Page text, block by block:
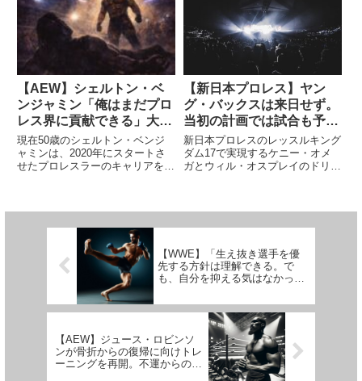
と、その立場は変わりました。サ
モア・ジョーらと共にTNAを盛り
上げてきたAJですが、ホー...
せず。次こそは何としても登頂を
達成したいところです。彼は「プ
ロレスラーが一度も成し遂...
【AEW】シェルトン・ベ
ンジャミン「俺はまだプロ
レス界に貢献できる」大ベ
テランのプライドを語る
現在50歳のシェルトン・ベンジ
ャミンは、2020年にスタートさ
せたプロレスラーのキャリアをま
タイルズら年下のレジェンドレ...
【新日本プロレス】ヤン
グ・バックスは来日せず。
当初の計画では試合も予定
されていたが…
新日本プロレスのレッスルキング
ダム17で実現するケニー・オメ
ガとウィル・オスプレイのドリー
ング・オブザーバーのデイブ・メ
【WWE】「生え抜き選手を優
先する方針は理解できる。で
も、自分を抑える気はなかっ
の待遇と哲学を語る
【AEW】ジュース・ロビンソ
ンが骨折からの復帰に向けトレ
ーニングを再開。不運からの再